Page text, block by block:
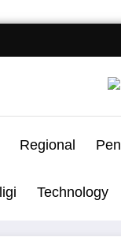
Regional
Technology